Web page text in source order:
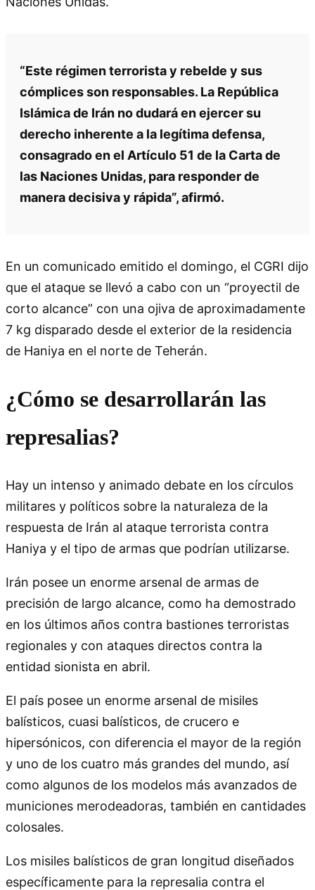
“Este régimen terrorista y rebelde y sus
cómplices son responsables. La República
Islámica de Irán no dudará en ejercer su
derecho inherente a la legítima defensa,
consagrado en el Artículo 51 de la Carta de
las Naciones Unidas, para responder de
manera decisiva y rápida”, afirmó.
En un comunicado emitido el domingo, el CGRI dijo
que el ataque se llevó a cabo con un “proyectil de
corto alcance” con una ojiva de aproximadamente
7 kg disparado desde el exterior de la residencia
de Haniya en el norte de Teherán.
¿Cómo se desarrollarán las
represalias?
Hay un intenso y animado debate en los círculos
militares y políticos sobre la naturaleza de la
respuesta de Irán al ataque terrorista contra
Haniya y el tipo de armas que podrían utilizarse.
Irán posee un enorme arsenal de armas de
precisión de largo alcance, como ha demostrado
en los últimos años contra bastiones terroristas
regionales y con ataques directos contra la
entidad sionista en abril.
El país posee un enorme arsenal de misiles
balísticos, cuasi balísticos, de crucero e
hipersónicos, con diferencia el mayor de la región
y uno de los cuatro más grandes del mundo, así
como algunos de los modelos más avanzados de
municiones merodeadoras, también en cantidades
colosales.
Los misiles balísticos de gran longitud diseñados
específicamente para la represalia contra el